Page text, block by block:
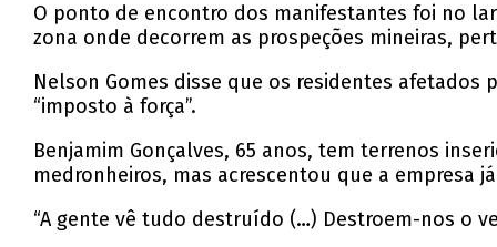
O ponto de encontro dos manifestantes foi no
zona onde decorrem as prospeções mineiras,
Nelson Gomes disse que os residentes
“imposto à força”.
Benjamim Gonçalves, 65 anos, tem terrenos
medronheiros, mas acrescentou que a empresa
“A gente vê tudo destruído (…) Destroem-nos o